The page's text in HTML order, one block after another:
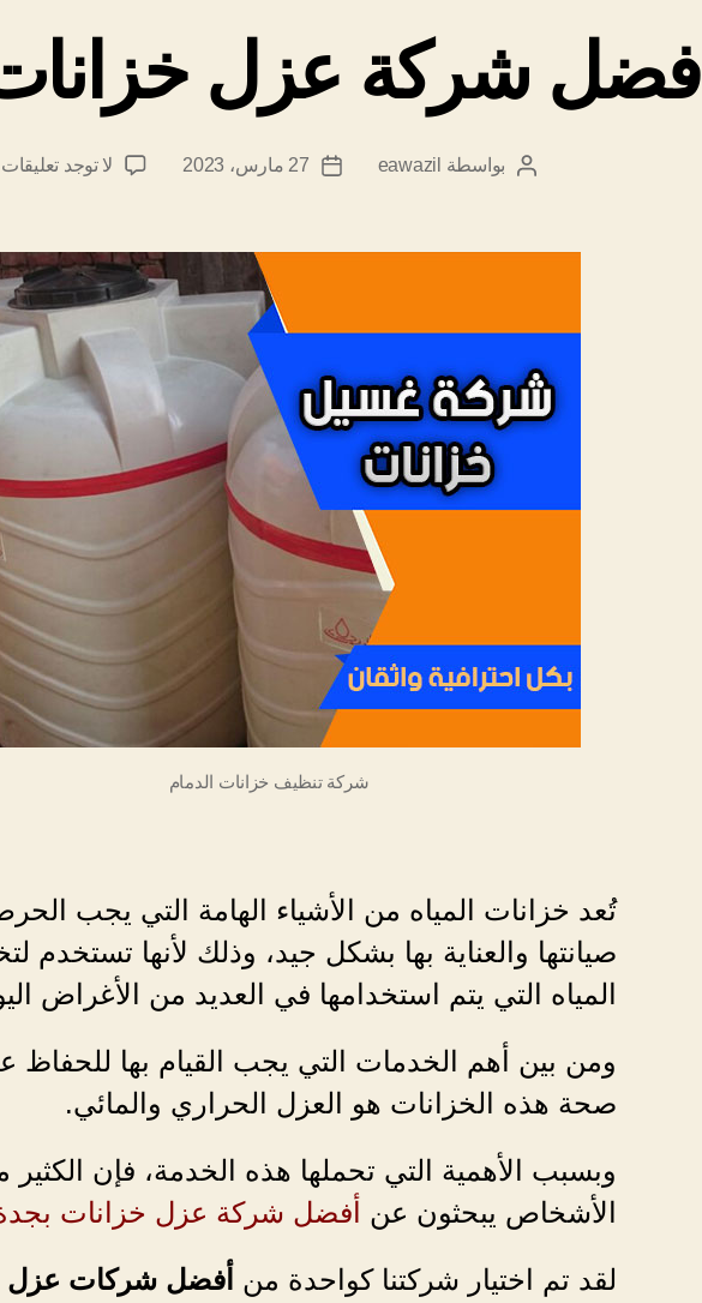
افضل شركة عزل
كاتببواسطة eawazil
تاريخ27 مارس، 2023 لا توجد تعليقات
شركة تنظيف خزانات الدمام
تُعد خزانات المياه من الأشياء الهامة التي يجب
صيانتها والعناية بها بشكل جيد، وذلك لأنها تستخدم
المياه التي يتم استخدامها في العديد من الأغراض
ومن بين أهم الخدمات التي يجب القيام بها للحفاظ
صحة هذه الخزانات هو العزل الحراري والمائي.
وبسبب الأهمية التي تحملها هذه الخدمة، فإن الكثير
الأشخاص يبحثون عن أفضل شركة عزل خزانات
لقد تم اختيار شركتنا كواحدة من أفضل شركات عزل